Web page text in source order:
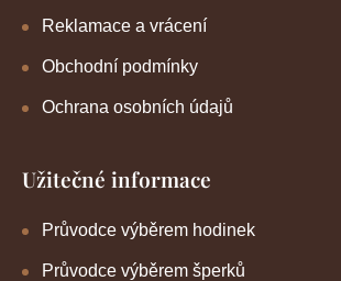
Reklamace a vrácení
Obchodní podmínky
Ochrana osobních údajů
Užitečné informace
Průvodce výběrem hodinek
Průvodce výběrem šperků